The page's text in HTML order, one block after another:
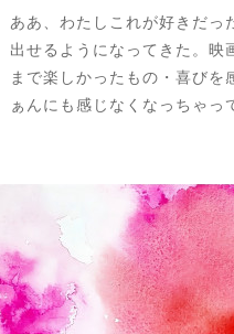
ああ、わたしこれが好きだっ
出せるようになってきた。映
まで楽しかったもの・喜び
ぁんにも感じなくなっちゃ